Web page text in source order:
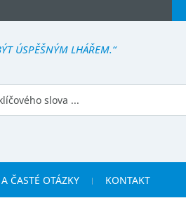
ÚSPĚŠNÝM LHÁŘEM.“
ČASTÉ OTÁZKY KONTAKT